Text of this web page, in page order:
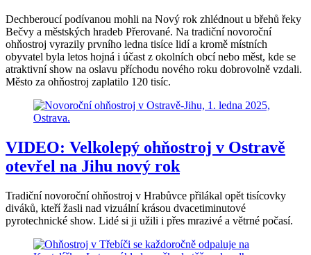
Dechberoucí podívanou mohli na Nový rok zhlédnout u břehů řeky
Bečvy a městských hradeb Přerované. Na tradiční novoroční
ohňostroj vyrazily prvního ledna tisíce lidí a kromě místních
obyvatel byla letos hojná i účast z okolních obcí nebo měst, kde se
atraktivní show na oslavu příchodu nového roku dobrovolně vzdali.
Město za ohňostroj zaplatilo 120 tisíc.
VIDEO: Velkolepý ohňostroj v Ostravě
otevřel na Jihu nový rok
Tradiční novoroční ohňostroj v Hrabůvce přilákal opět tisícovky
diváků, kteří žasli nad vizuální krásou dvacetiminutové
pyrotechnické show. Lidé si ji užili i přes mrazivé a větrné počasí.